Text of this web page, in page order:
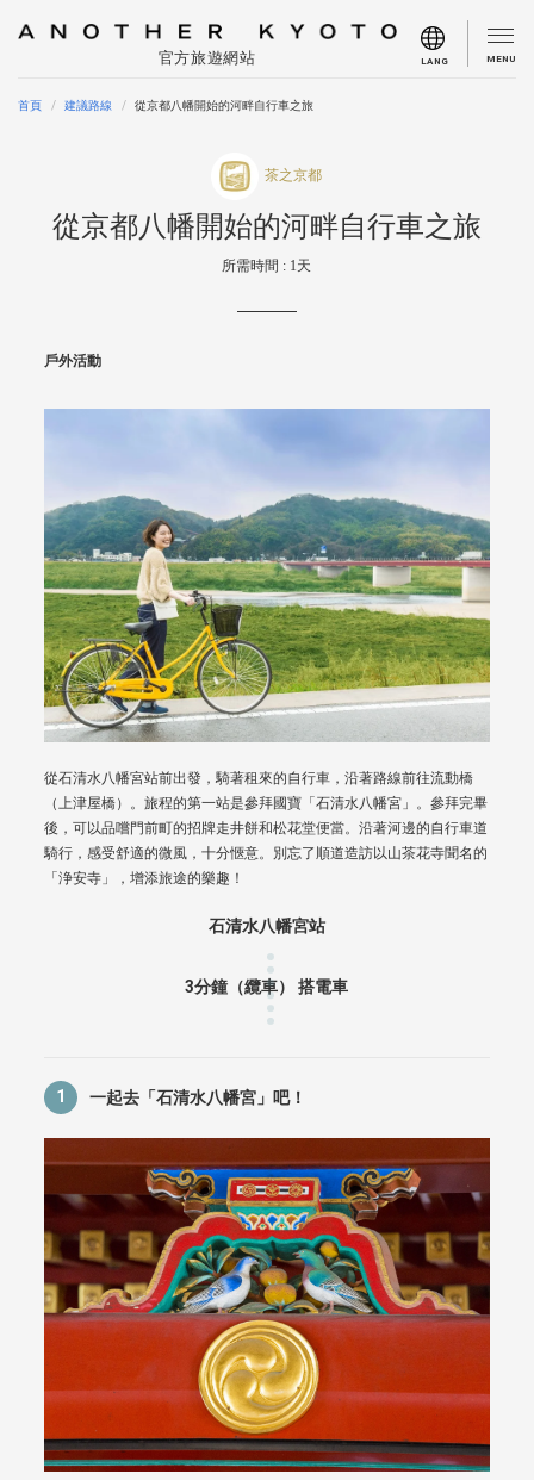
官方旅遊網站 LANG MENU
首頁 建議路線 從京都八幡開始的河畔自行車之旅
茶之京都
從京都八幡開始的河畔自行車之旅
所需時間 : 1天
戶外活動
從石清水八幡宮站前出發，騎著租來的自行車，沿著路線前往流動橋
（上津屋橋）。旅程的第一站是參拜國寶「石清水八幡宮」。參拜完畢
後，可以品嚐門前町的招牌走井餅和松花堂便當。沿著河邊的自行車道
騎行，感受舒適的微風，十分愜意。別忘了順道造訪以山茶花寺聞名的
「浄安寺」，增添旅途的樂趣！
石清水八幡宮站
3分鐘（纜車） 搭電車
1 一起去「石清水八幡宮」吧！